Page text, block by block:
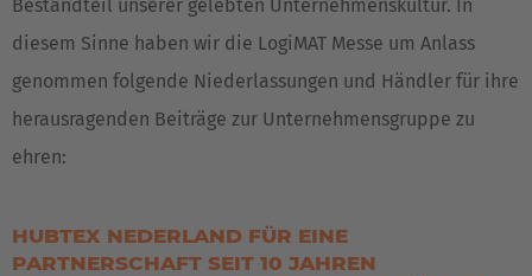
Bestandteil unserer gelebten Unternehmenskultur. In
diesem Sinne haben wir die LogiMAT Messe um Anlass
genommen folgende Niederlassungen und Händler für ihre
herausragenden Beiträge zur Unternehmensgruppe zu
ehren:
HUBTEX NEDERLAND FÜR EINE
PARTNERSCHAFT SEIT 10 JAHREN